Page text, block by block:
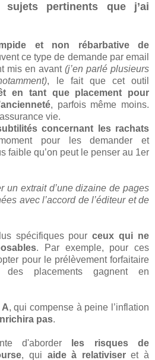
pertinents que j’ai
et non rébarbative de
ce type de demande par email
mis en avant (j’en parlé plusieurs
, le fait que cet outil
en tant que placement pour
, parfois même moins.
vie.
concernant les rachats
pour les demander et
faible qu’on peut le penser au 1er
un extrait d’une dizaine de pages
avec l’accord de l’éditeur et de
spécifiques pourceux qui ne
. Par exemple, pour ces
pour le prélèvement forfaitaire
des placements gagnent en
A, qui compense à peine l’inflation
pas.
d'aborder
les risques de
, qui aide à relativiseret à